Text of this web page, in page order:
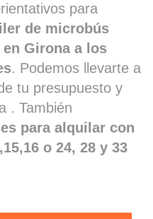
para
de microbús
Girona a los
. Podemos llevarte a
tu presupuesto y
. También
para alquilar con
o 24, 28 y 33